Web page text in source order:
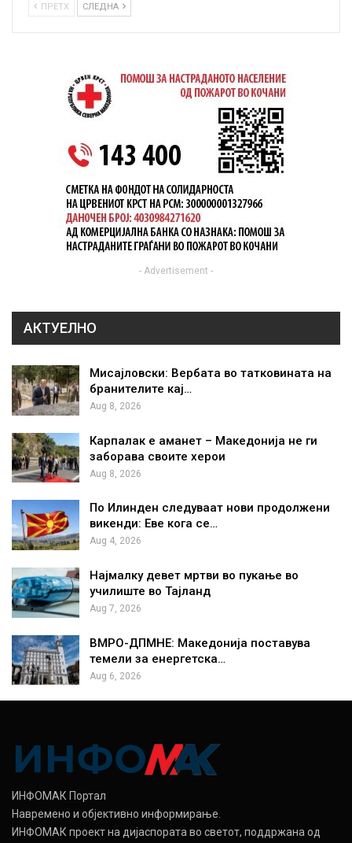
ПРЕТХ СЛЕДНА
- Advertisement -
АКТУЕЛНО
Мисајловски: Вербата во татковината на
бранителите кај…
Aug 8, 2026
Карпалак е аманет – Македонија не ги
заборава своите херои
Aug 8, 2026
По Илинден следуваат нови продолжени
викенди: Еве кога се…
Aug 4, 2026
Најмалку девет мртви во пукање во
училиште во Тајланд
Aug 7, 2026
ВМРО-ДПМНЕ: Македонија поставува
темели за енергетска…
Aug 6, 2026
ИНФОМАК Портал
Навремено и објективно информирање.
ИНФОМАК проект на дијаспората во светот, поддржана од